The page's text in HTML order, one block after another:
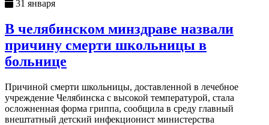
31 января
В челябинском минздраве назвали
причину смерти школьницы в
больнице
Причиной смерти школьницы, доставленной в лечебное
учреждение Челябинска с высокой температурой, стала
осложненная форма гриппа, сообщила в среду главный
внештатный детский инфекционист министерства